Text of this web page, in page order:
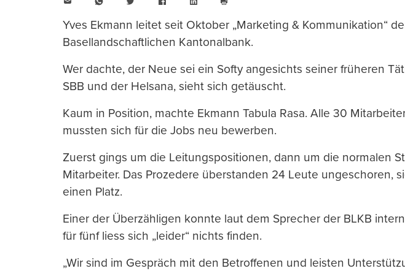
drucken
Yves Ekmann leitet seit Oktober „Marketing & Kommunikation“
Basellandschaftlichen Kantonalbank.
Wer dachte, der Neue sei ein Softy angesichts seiner früheren
SBB und der Helsana, sieht sich getäuscht.
Kaum in Position, machte Ekmann Tabula Rasa. Alle 30
mussten sich für die Jobs neu bewerben.
Zuerst gings um die Leitungspositionen, dann um die normalen
Mitarbeiter. Das Prozedere überstanden 24 Leute ungeschoren,
einen Platz.
Einer der Überzähligen konnte laut dem Sprecher der BLKB
für fünf liess sich „leider“ nichts finden.
„Wir sind im Gespräch mit den Betroffenen und leisten